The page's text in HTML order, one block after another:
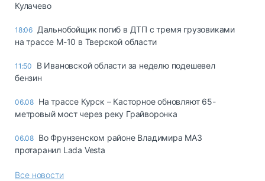
Кулачево
18:06 Дальнобойщик погиб в ДТП с тремя грузовиками
на трассе М-10 в Тверской области
11:50
В Ивановской области за неделю подешевел
бензин
06.08 На трассе Курск – Касторное обновляют 65-
метровый мост через реку Грайворонка
06.08 Во Фрунзенском районе Владимира МАЗ
протаранил Lada Vesta
Все новости